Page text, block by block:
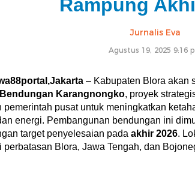
Rampung
Jurnalis Eva
Agustus 19, 2025 9:16
– Kabupaten Blora akan
Bendungan Karangnongko, proyek
pemerintah pusat untuk meningkatkan
energi. Pembangunan bendungan ini
target penyelesaian pada akhir 2026.
perbatasan Blora, Jawa Tengah, dan